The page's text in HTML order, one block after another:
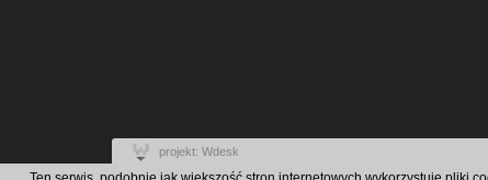
projekt: Wdesk